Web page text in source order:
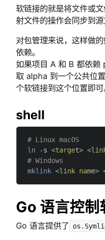
软链接的就是将文件或
射文件的操作会同步到源
对包管理来说，这样做
依赖。
如果项目 A 和 B 都依
取 alpha 到一个公共位
个软链接到这个位置即可
shell
# Linux macOS
ln -s <target> <
# Windows
mklink <link name>
Go 语言控制
Go 语言提供了